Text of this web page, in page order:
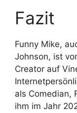
Fazit
Funny Mike,
Johnson, ist
Creator auf
als Comedian,
ihm im Jahr